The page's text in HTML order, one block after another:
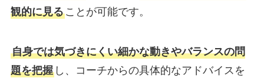
観的に見ることが可能です。
自身では気づきにくい細かな動きやバランスの問
題を把握し、コーチからの具体的なアドバイスを